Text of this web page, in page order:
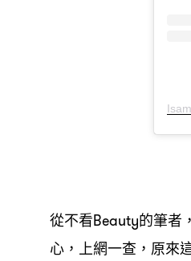
從不看Beauty的筆者
心 ， 上網一查 ， 原來